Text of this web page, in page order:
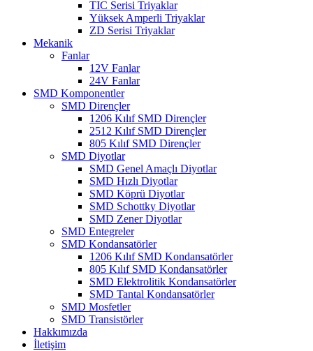
TIC Serisi Triyaklar
Yüksek Amperli Triyaklar
ZD Serisi Triyaklar
Mekanik
Fanlar
12V Fanlar
24V Fanlar
SMD Komponentler
SMD Dirençler
1206 Kılıf SMD Dirençler
2512 Kılıf SMD Dirençler
805 Kılıf SMD Dirençler
SMD Diyotlar
SMD Genel Amaçlı Diyotlar
SMD Hızlı Diyotlar
SMD Köprü Diyotlar
SMD Schottky Diyotlar
SMD Zener Diyotlar
SMD Entegreler
SMD Kondansatörler
1206 Kılıf SMD Kondansatörler
805 Kılıf SMD Kondansatörler
SMD Elektrolitik Kondansatörler
SMD Tantal Kondansatörler
SMD Mosfetler
SMD Transistörler
Hakkımızda
İletişim